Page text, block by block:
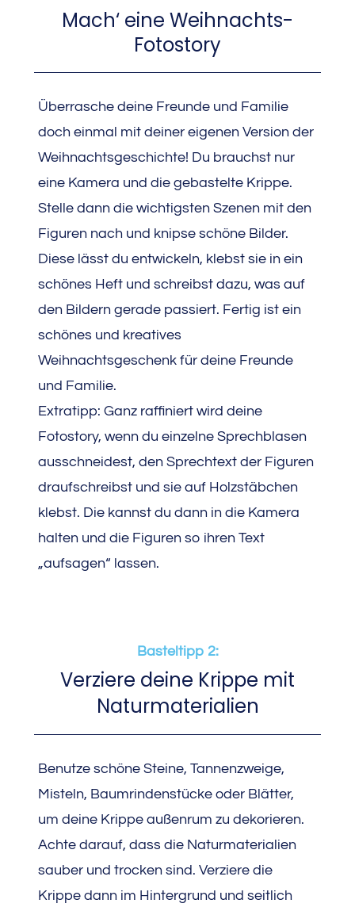
Mach‘ eine Weihnachts-
Fotostory
Überrasche deine Freunde und Familie
doch einmal mit deiner eigenen Version der
Weihnachtsgeschichte! Du brauchst nur
eine Kamera und die gebastelte Krippe.
Stelle dann die wichtigsten Szenen mit den
Figuren nach und knipse schöne Bilder.
Diese lässt du entwickeln, klebst sie in ein
schönes Heft und schreibst dazu, was auf
den Bildern gerade passiert. Fertig ist ein
schönes und kreatives
Weihnachtsgeschenk für deine Freunde
und Familie.
Extratipp: Ganz raffiniert wird deine
Fotostory, wenn du einzelne Sprechblasen
ausschneidest, den Sprechtext der Figuren
draufschreibst und sie auf Holzstäbchen
klebst. Die kannst du dann in die Kamera
halten und die Figuren so ihren Text
„aufsagen“ lassen.
Basteltipp 2:
Verziere deine Krippe mit
Naturmaterialien
Benutze schöne Steine, Tannenzweige,
Misteln, Baumrindenstücke oder Blätter,
um deine Krippe außenrum zu dekorieren.
Achte darauf, dass die Naturmaterialien
sauber und trocken sind. Verziere die
Krippe dann im Hintergrund und seitlich